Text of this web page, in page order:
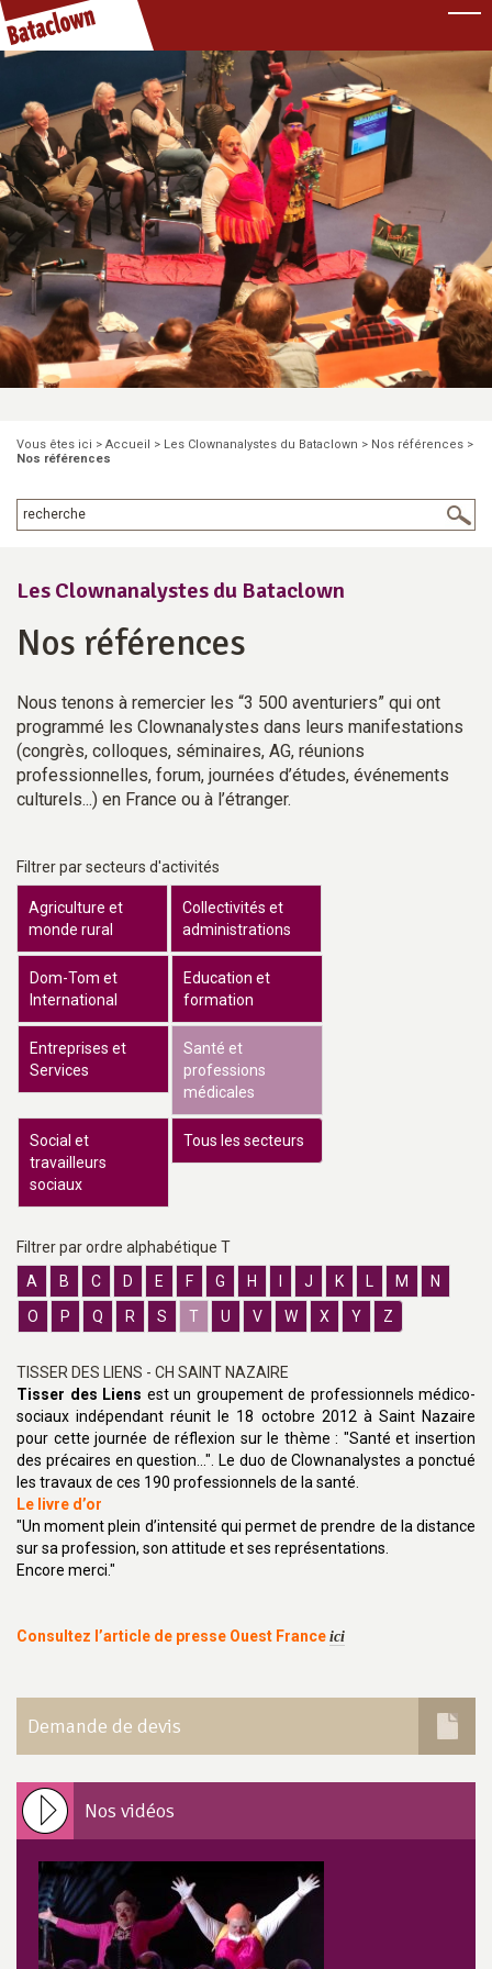
Vous êtes ici > Accueil > Les Clownanalystes du Bataclown > Nos références >
Nos références
Les Clownanalystes du Bataclown
Nos références
Nous tenons à remercier les “3 500 aventuriers” qui ont
programmé les Clownanalystes dans leurs manifestations
(congrès, colloques, séminaires, AG, réunions
professionnelles, forum, journées d’études, événements
culturels...) en France ou à l’étranger.
Filtrer par secteurs d'activités
Agriculture et
monde rural
Collectivités et
administrations
Dom-Tom et
International
Education et
formation
Entreprises et
Services
Santé et
professions
médicales
Social et
travailleurs
sociaux
Tous les secteurs
Filtrer par ordre alphabétique T
A
B C D E F G H I J K L M
N
O
P Q R S T U V W X Y Z
TISSER DES LIENS - CH SAINT NAZAIRE
Tisser des Liens est un groupement de professionnels médico-
sociaux indépendant réunit le 18 octobre 2012 à Saint Nazaire
pour cette journée de réflexion sur le thème : "Santé et insertion
des précaires en question...". Le duo de Clownanalystes a ponctué
les travaux de ces 190 professionnels de la santé.
Le livre d’or
"Un moment plein d’intensité qui permet de prendre de la distance
sur sa profession, son attitude et ses représentations.
Encore merci."
Consultez l’article de presse Ouest France ici
Demande de devis
Nos vidéos